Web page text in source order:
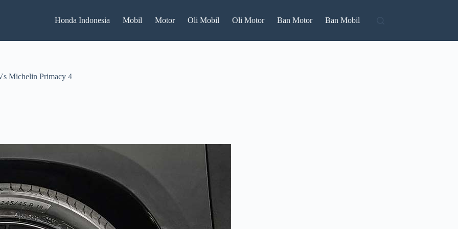
Honda Indonesia Mobil Motor Oli Mobil Oli Motor Ban Motor Ban Mobil
Michelin Primacy 4